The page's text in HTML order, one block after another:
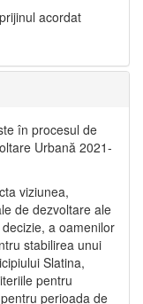
acordat
în procesul de
Urbană 2021‐
viziunea,
de dezvoltare ale
a oamenilor
stabilirea unui
Slatina,
pentru
perioada de